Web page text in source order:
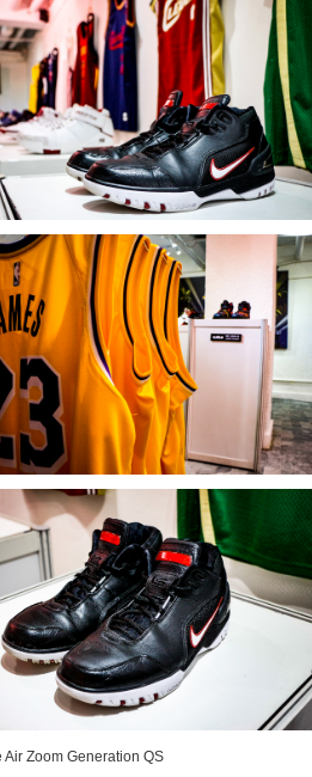
Zoom Generation QS